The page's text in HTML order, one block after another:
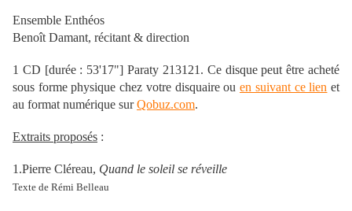
Ensemble Enthéos
Benoît Damant, récitant & direction
1 CD [durée : 53'17"] Paraty 213121. Ce disque peut être acheté
sous forme physique chez votre disquaire ouen suivant ce lien et
au format numérique sur Qobuz.com.
Extraits proposés :
1.Pierre Cléreau, Quand le soleil se réveille
Texte de Rémi Belleau